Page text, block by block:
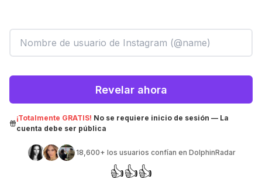
Revelar ahora
¡Totalmente GRATIS! No se requiere inicio de sesión — La
cuenta debe ser pública
18,600+ los usuarios confían en DolphinRadar
👍👍👍